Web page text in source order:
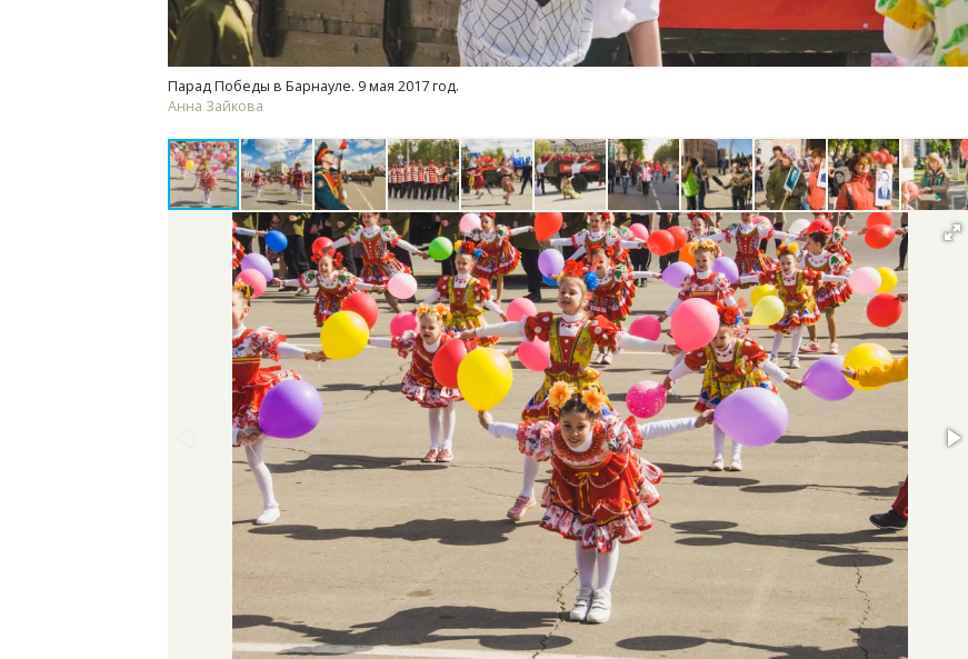
Парад Победы в Барнауле. 9 мая 2017 год.
Анна Зайкова
стандартом благоустройства
СТРОИТЕЛЬСТВО
трендах в фасадах и развитии рынка
СТРОИТЕЛЬСТВО ДОМА И КВАРТИРЫ